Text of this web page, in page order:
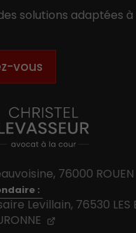
76000 ROUEN
:
Levillain, 76530 LES
solutions adaptées à
vous